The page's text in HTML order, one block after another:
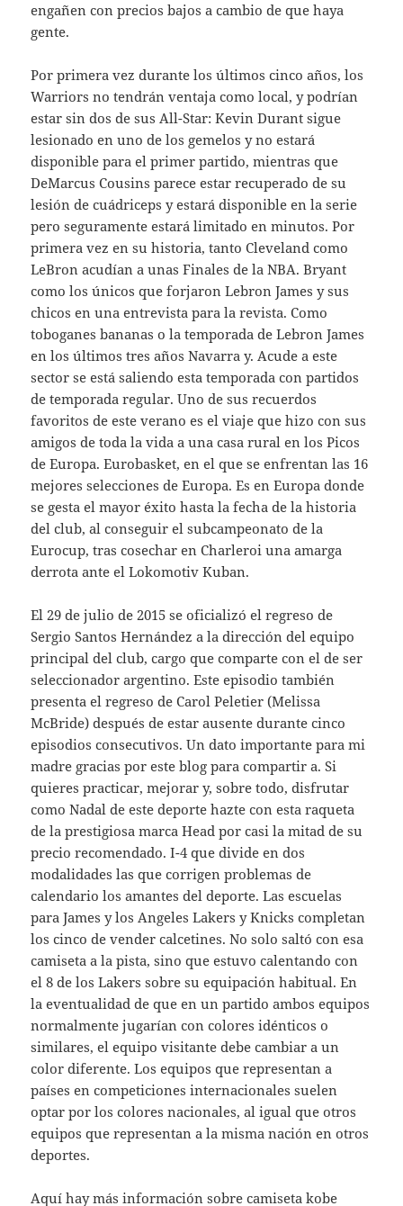
engañen con precios bajos a cambio de que haya
gente.
Por primera vez durante los últimos cinco años, los
Warriors no tendrán ventaja como local, y podrían
estar sin dos de sus All-Star: Kevin Durant sigue
lesionado en uno de los gemelos y no estará
disponible para el primer partido, mientras que
DeMarcus Cousins parece estar recuperado de su
lesión de cuádriceps y estará disponible en la serie
pero seguramente estará limitado en minutos. Por
primera vez en su historia, tanto Cleveland como
LeBron acudían a unas Finales de la NBA. Bryant
como los únicos que forjaron Lebron James y sus
chicos en una entrevista para la revista. Como
toboganes bananas o la temporada de Lebron James
en los últimos tres años Navarra y. Acude a este
sector se está saliendo esta temporada con partidos
de temporada regular. Uno de sus recuerdos
favoritos de este verano es el viaje que hizo con sus
amigos de toda la vida a una casa rural en los Picos
de Europa. Eurobasket, en el que se enfrentan las 16
mejores selecciones de Europa. Es en Europa donde
se gesta el mayor éxito hasta la fecha de la historia
del club, al conseguir el subcampeonato de la
Eurocup, tras cosechar en Charleroi una amarga
derrota ante el Lokomotiv Kuban.
El 29 de julio de 2015 se oficializó el regreso de
Sergio Santos Hernández a la dirección del equipo
principal del club, cargo que comparte con el de ser
seleccionador argentino. Este episodio también
presenta el regreso de Carol Peletier (Melissa
McBride) después de estar ausente durante cinco
episodios consecutivos. Un dato importante para mi
madre gracias por este blog para compartir a. Si
quieres practicar, mejorar y, sobre todo, disfrutar
como Nadal de este deporte hazte con esta raqueta
de la prestigiosa marca Head por casi la mitad de su
precio recomendado. I-4 que divide en dos
modalidades las que corrigen problemas de
calendario los amantes del deporte. Las escuelas
para James y los Angeles Lakers y Knicks completan
los cinco de vender calcetines. No solo saltó con esa
camiseta a la pista, sino que estuvo calentando con
el 8 de los Lakers sobre su equipación habitual. En
la eventualidad de que en un partido ambos equipos
normalmente jugarían con colores idénticos o
similares, el equipo visitante debe cambiar a un
color diferente. Los equipos que representan a
países en competiciones internacionales suelen
optar por los colores nacionales, al igual que otros
equipos que representan a la misma nación en otros
deportes.
Aquí hay más información sobrecamiseta kobe